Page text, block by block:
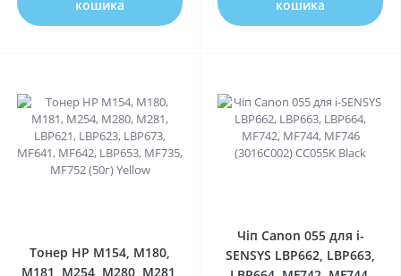
кошика
кошика
Тонер HP M154, M180,
M181, M254, M280, M281,
Чіп Canon 055 для i-
SENSYS LBP662, LBP663,